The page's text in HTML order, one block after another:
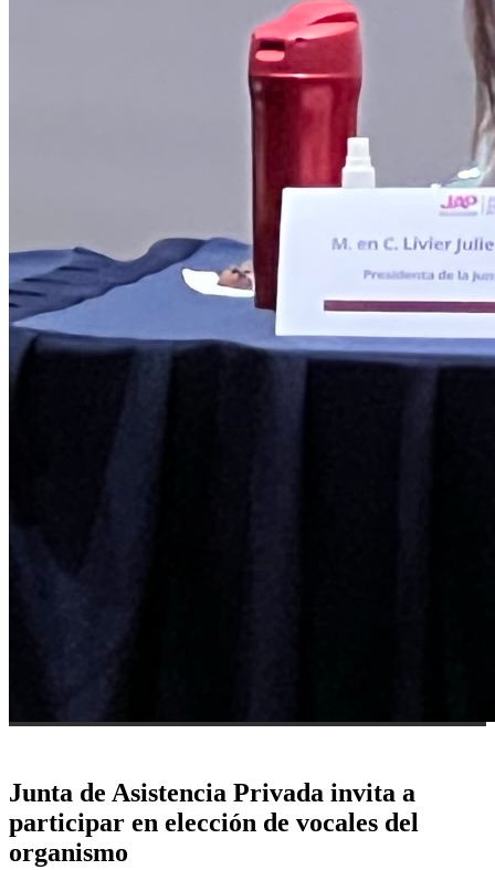
Junta de Asistencia Privada invita a
participar en elección de vocales del
organismo